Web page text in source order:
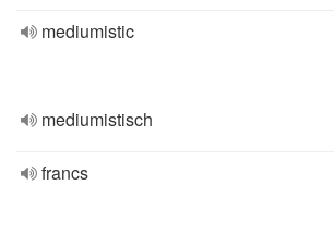
mediumistic
mediumistisch
francs